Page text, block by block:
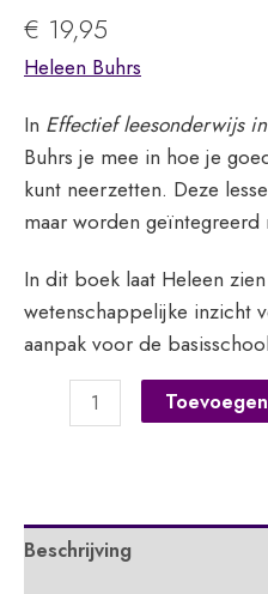
€ 19,95
Heleen Buhrs
In Effectief leesonderwijs
Buhrs je mee in hoe je
kunt neerzetten. Deze
maar worden geïntegreerd
In dit boek laat Heleen
wetenschappelijke inzicht
aanpak voor de
leesonderwijs
praktijk
aantal
Beschrijving